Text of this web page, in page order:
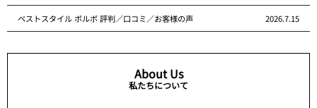
ベストスタイル ボルボ 評判／口コミ／お客様の声 2026.7.15
About Us
私たちについて